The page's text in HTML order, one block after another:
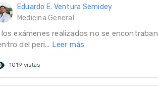
Eduardo E. Ventura Semidey
Medicina General
los exámenes realizados no se encontraban
del peri... Leer más
1019 vistas